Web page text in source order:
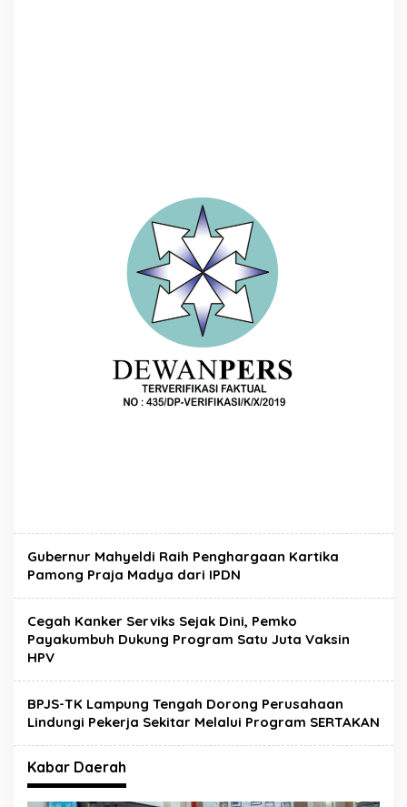
Gubernur Mahyeldi Raih Penghargaan Kartika
Pamong Praja Madya dari IPDN
Cegah Kanker Serviks Sejak Dini, Pemko
Payakumbuh Dukung Program Satu Juta Vaksin
HPV
BPJS-TK Lampung Tengah Dorong Perusahaan
Lindungi Pekerja Sekitar Melalui Program SERTAKAN
Kabar Daerah